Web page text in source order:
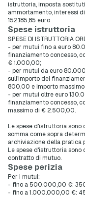
istruttoria, imposta
ammortamento, interessi
152.185,85 euro
Spese istruttoria
SPESE DI ISTRUTTORIA
- per mutui fino a euro
finanziamento concesso,
€ 1.000,00;
- per mutui da euro
sull'importo del
800,00 e importo
- per mutui oltre euro
finanziamento concesso,
massimo di € 2.500,00.
Le spese d'istruttoria sono
somma come sopra
archiviazione della pratica
Le spese d'istruttoria sono
contratto di mutuo.
Spese perizia
Per i mutui:
- fino a 500.000,00 €:
- fino a 1.000.000,00 €: